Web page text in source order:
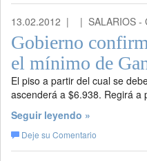
13.02.2012 | | SALARIOS -
Gobierno
el mínimo de
El piso a partir del cual se
ascenderá a $6.938. Regirá a
Seguir leyendo »
Deje su Comentario